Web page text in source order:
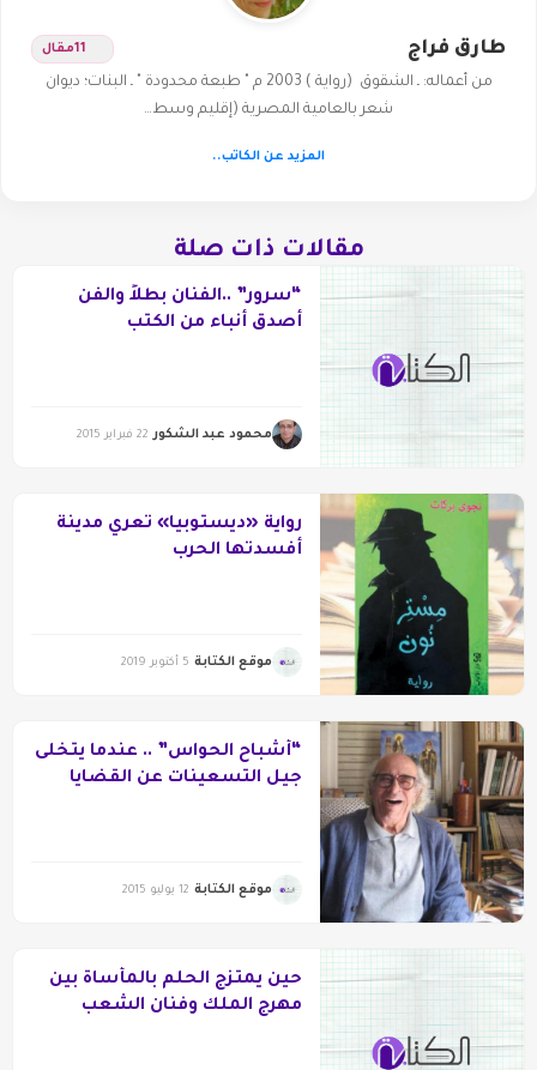
طارق فراج 11مقال
من أعماله: ـ الشقوق (رواية ) 2003 م " طبعة محدودة " ـ البنات؛ ديوان
شعر بالعامية المصرية (إقليم وسط…
المزيد عن الكاتب..
مقالات ذات صلة
“سرور” ..الفنان بطلاً والفن
أصدق أنباء من الكتب
محمود عبد الشكور 22 فبراير 2015
رواية «ديستوبيا» تعري مدينة
أفسدتها الحرب
موقع الكتابة 5 أكتوبر 2019
“أشباح الحواس” .. عندما يتخلى
جيل التسعينات عن القضايا
موقع الكتابة 12 يوليو 2015
حين يمتزج الحلم بالمأساة بين
مهرج الملك وفنان الشعب